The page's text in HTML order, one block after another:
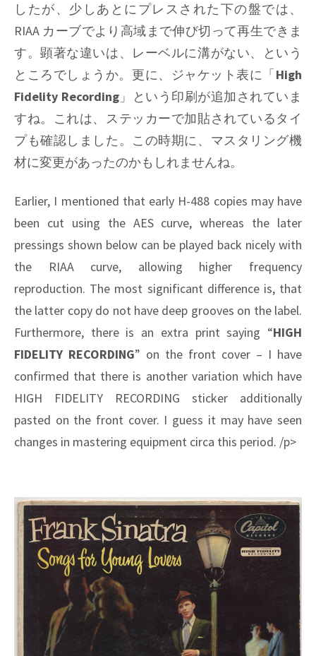
したが、少しあとにプレスされた下の盤では、
RIAA カーブでより高域まで伸び切って再生できま
す。顕著な違いは、レーベルに溝がない、という
ところでしょうか。更に、ジャケット表に「High
Fidelity Recording」という印刷が追加されていま
すね。これは、ステッカーで加貼されているタイ
プも確認しました。この時期に、マスタリング機
材に変更があったのかもしれませんね。
Earlier, I mentioned that early H-488 copies may have
been cut using the AES curve, whereas the later
pressings shown below can be played back nicely with
the RIAA curve, allowing higher frequency
reproduction. The most significant difference is, that
the latter copy do not have deep grooves on the label.
Furthermore, there is an extra print saying “HIGH
FIDELITY RECORDING” on the front cover – I have
confirmed that there is another variation which have
HIGH FIDELITY RECORDING sticker additionally
pasted on the front cover. I guess it may have seen
changes in mastering equipment circa this period. /p>